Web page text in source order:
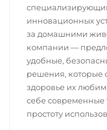
инновационных
за домашними
компании —
удобные,
решения, которые
здоровье их
себе современные
простоту